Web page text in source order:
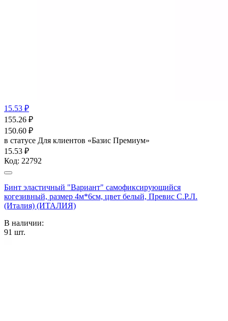
15.53 ₽
155.26 ₽
150.60 ₽
в статусе Для клиентов «Базис Премиум»
15.53 ₽
Код: 22792
Бинт эластичный "Вариант" cамофиксирующийся
когезивный, размер 4м*6см, цвет белый, Превис С.Р.Л.
(Италия) (ИТАЛИЯ)
В наличии:
91 шт.